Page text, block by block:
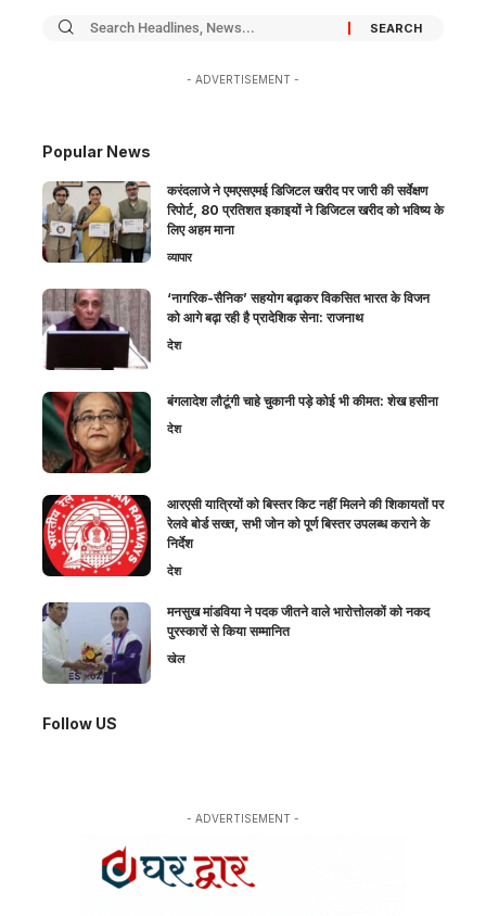
- ADVERTISEMENT -
Popular News
करंदलाजे ने एमएसएमई डिजिटल खरीद पर जारी की सर्वेक्षण
रिपोर्ट, 80 प्रतिशत इकाइयों ने डिजिटल खरीद को भविष्य के
लिए अहम माना
व्यापार
‘नागरिक-सैनिक’ सहयोग बढ़ाकर विकसित भारत के विजन
को आगे बढ़ा रही है प्रादेशिक सेना: राजनाथ
देश
बंगलादेश लौटूंगी चाहे चुकानी पड़े कोई भी कीमत: शेख हसीना
देश
आरएसी यात्रियों को बिस्तर किट नहीं मिलने की शिकायतों पर
रेलवे बोर्ड सख्त, सभी जोन को पूर्ण बिस्तर उपलब्ध कराने के
निर्देश
देश
मनसुख मांडविया ने पदक जीतने वाले भारोत्तोलकों को नकद
पुरस्कारों से किया सम्मानित
खेल
Follow US
- ADVERTISEMENT -